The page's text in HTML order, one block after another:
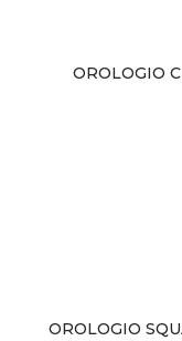
OROLOGIO
OROLOGIO